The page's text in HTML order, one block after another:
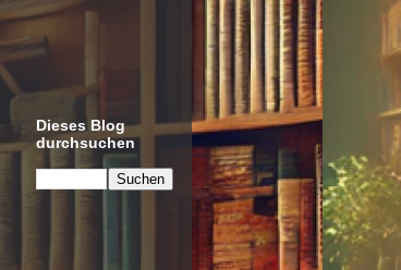
Dieses Blog
durchsuchen